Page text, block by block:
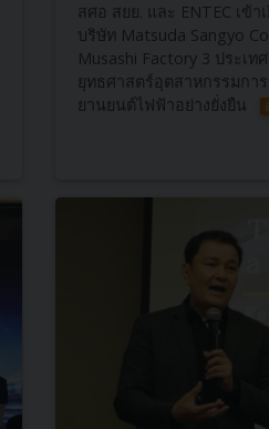
สศอ สยย. และ ENTEC เข้า
บริษัท Matsuda Sangyo
Musashi Factory 3 ประเ
ยุทธศาสตร์อุตสาหกรรมกา
ยานยนต์ไฟฟ้าอย่างยั่งยืน